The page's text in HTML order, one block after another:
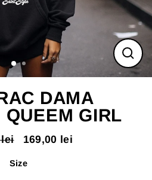
DAMA
QUEEM GIRL
Pret
lei Pret
169,00 lei
Size